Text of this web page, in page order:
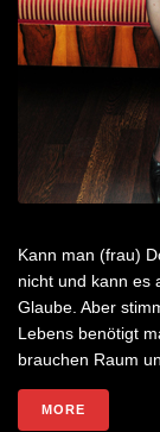
Kann man (frau)
nicht und kann es
Glaube. Aber
Lebens benötigt
brauchen Raum
MORE